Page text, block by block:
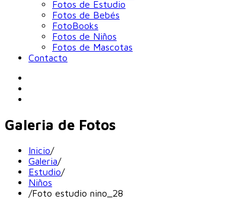
Fotos de Estudio
Fotos de Bebés
FotoBooks
Fotos de Niños
Fotos de Mascotas
Contacto
Galeria de Fotos
Inicio/
Galeria/
Estudio/
Niños
/Foto estudio nino_28